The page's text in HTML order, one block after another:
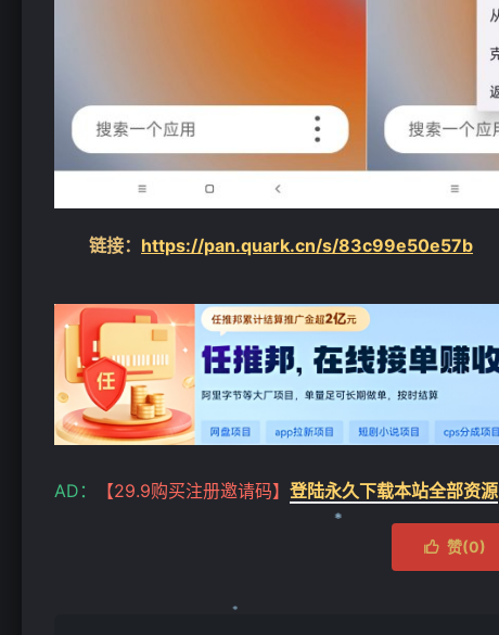
链接： https://pan.quark.cn/s/83c99e50e57b
AD： 【29.9购买注册邀请码】 登陆永久下载本站全部资源
 赞(0)